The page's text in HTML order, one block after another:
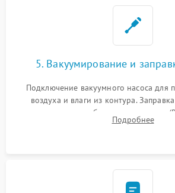
5. Вакуумирование и
Подключение вакуумного насоса для
воздуха и влаги из контура.
дозированным объемом хладагента
электронным весам. Контроль рабочего
Подробнее